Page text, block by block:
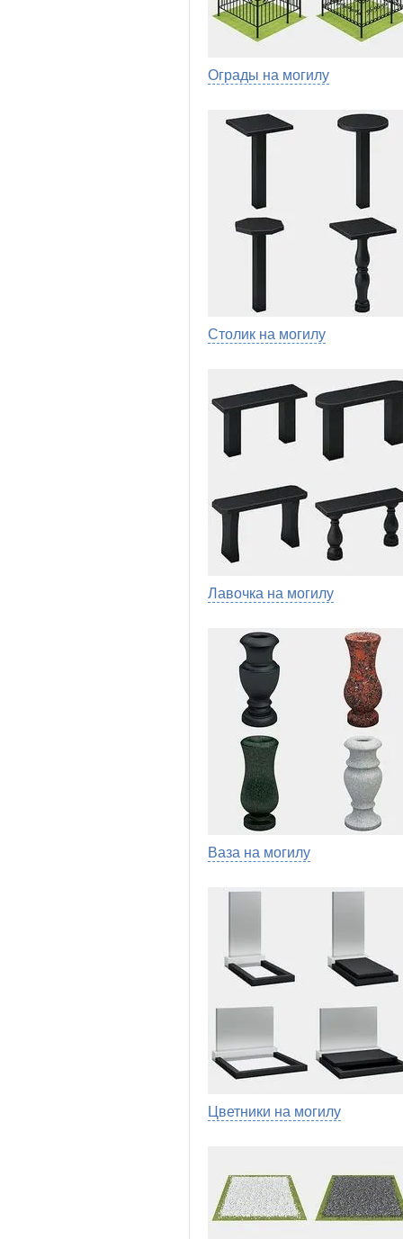
Ограды на могилу
Столик на могилу
Лавочка на могилу
Ваза на могилу
Цветники на могилу